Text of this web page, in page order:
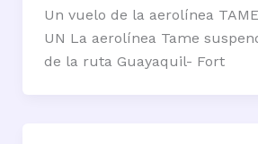
Un vuelo de la aerolínea
UN La aerolínea Tame
de la ruta Guayaquil- Fort